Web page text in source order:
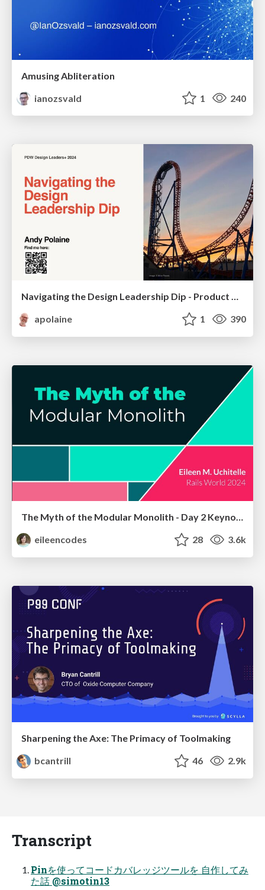
Amusing Abliteration
ianozsvald
1 240
Navigating the Design Leadership Dip - Product Design Week Design Leaders+ Conference 2024
apolaine
1 390
The Myth of the Modular Monolith - Day 2 Keynote - Rails World 2024
eileencodes
28 3.6k
Sharpening the Axe: The Primacy of Toolmaking
bcantrill
46 2.9k
Transcript
Pinを使ってコードカバレッジツールを 自作してみ
た話 @simotin13